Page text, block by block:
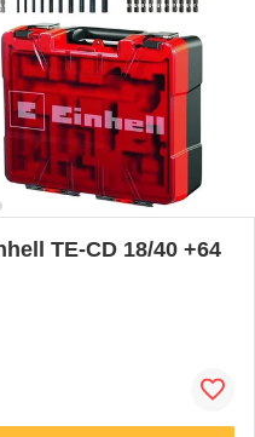
TE-CD 18/40 +64